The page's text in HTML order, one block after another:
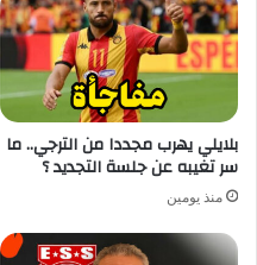
بلايلي يهرب مجددا من الترجي.. ما
سر تغيبه عن جلسة التجديد ؟
منذ يومين